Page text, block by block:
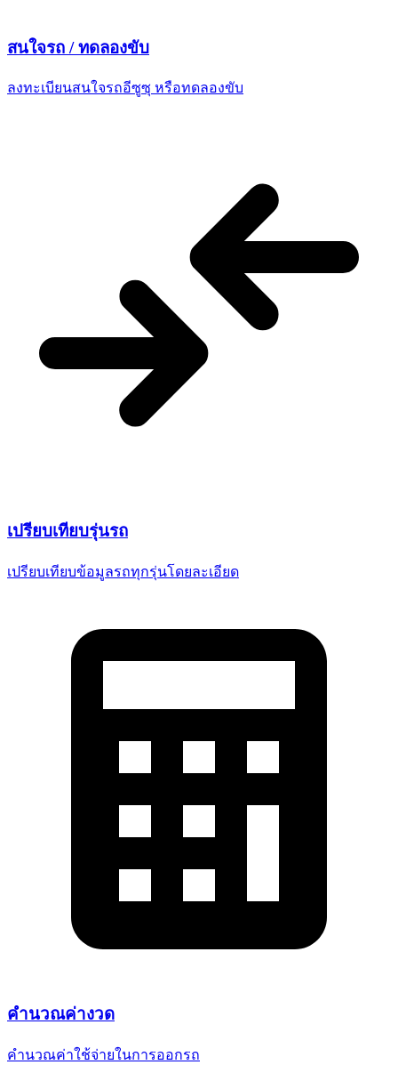
สนใจรถ /ทดลองขับ
ลงทะเบียนสนใจรถอีซูซุ หรือทดลองขับ
เปรียบเทียบรุ่นรถ
เปรียบเทียบข้อมูลรถทุกรุ่นโดยละเอียด
คำนวณค่างวด
คำนวณค่าใช้จ่ายในการออกรถ